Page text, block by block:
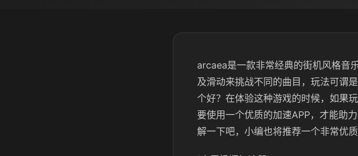
arcaea是一款非常经典的街机风格音
及滑动来挑战不同的曲目，玩法可谓
个好？在体验这种游戏的时候，如果
要使用一个优质的加速APP，才能助
解一下吧，小编也将推荐一个非常优